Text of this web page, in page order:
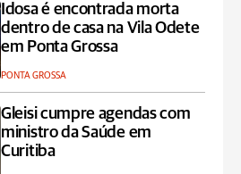
Idosa é encontrada morta
dentro de casa na Vila Odete
em Ponta Grossa
PONTA GROSSA
Gleisi cumpre agendas com
ministro da Saúde em
Curitiba